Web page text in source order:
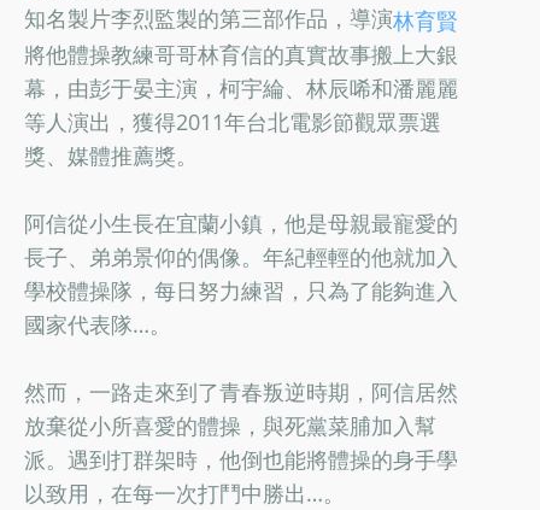
知名製片李烈監製的第三部作品，導演林育賢
將他體操教練哥哥林育信的真實故事搬上大銀
幕，由彭于晏主演，柯宇綸、林辰唏和潘麗麗
等人演出，獲得2011年台北電影節觀眾票選
獎、媒體推薦獎。
阿信從小生長在宜蘭小鎮，他是母親最寵愛的
長子、弟弟景仰的偶像。年紀輕輕的他就加入
學校體操隊，每日努力練習，只為了能夠進入
國家代表隊…。
然而，一路走來到了青春叛逆時期，阿信居然
放棄從小所喜愛的體操，與死黨菜脯加入幫
派。遇到打群架時，他倒也能將體操的身手學
以致用，在每一次打鬥中勝出…。